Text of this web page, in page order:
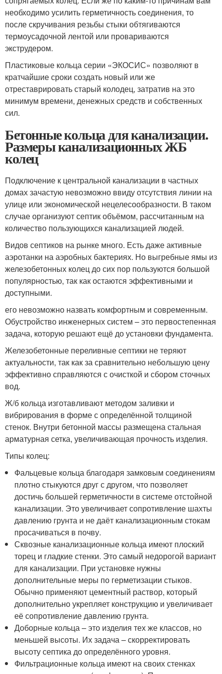
необходимо усилить герметичность соединения, то
после скручивания резьбы стыки обтягиваются
термоусадочной лентой или провариваются
экструдером.
Пластиковые кольца серии «ЭКОСИС» позволяют в
кратчайшие сроки создать новый или же
отреставрировать старый колодец, затратив на это
минимум времени, денежных средств и собственных
сил.
Бетонные кольца для канализации.
Размеры канализационных ЖБ
колец
Подключение к центральной канализации в частных
домах зачастую невозможно ввиду отсутствия линии на
улице или экономической нецелесообразности. В таком
случае организуют септик объёмом, рассчитанным на
количество пользующихся канализацией людей.
Видов септиков на рынке много. Есть даже активные
аэротанки на аэробных бактериях. Но выгребные ямы из
железобетонных колец до сих пор пользуются большой
популярностью, так как остаются эффективными и
доступными.
его невозможно назвать комфортным и современным.
Обустройство инженерных систем – это первостепенная
задача, которую решают ещё до установки фундамента.
Железобетонные переливные септики не теряют
актуальности, так как за сравнительно небольшую цену
эффективно справляются с очисткой и сбором сточных
вод.
Ж/б кольца изготавливают методом заливки и
вибрирования в форме с определённой толщиной
стенок. Внутри бетонной массы размещена стальная
арматурная сетка, увеличивающая прочность изделия.
Типы колец:
Фальцевые кольца благодаря замковым соединениям
плотно стыкуются друг с другом, что позволяет
достичь большей герметичности в системе отстойной
канализации. Это увеличивает сопротивление шахты
давлению грунта и не даёт канализационным стокам
просачиваться в почву.
Сквозные канализационные кольца имеют плоский
торец и гладкие стенки. Это самый недорогой вариант
для канализации. При установке нужны
дополнительные меры по герметизации стыков.
Обычно применяют цементный раствор, который
дополнительно укрепляет конструкцию и увеличивает
её сопротивление давлению грунта.
Доборные кольца – это изделия тех же классов, но
меньшей высоты. Их задача – скорректировать
высоту септика до определённого уровня.
Фильтрационные кольца имеют на своих стенках